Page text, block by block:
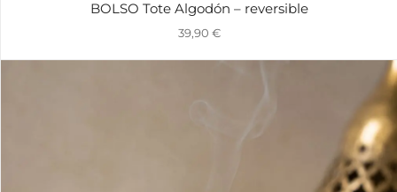
BOLSO Tote Algodón – reversible
39,90 €